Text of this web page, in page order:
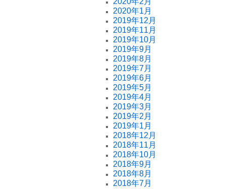
2020年1月
2019年12月
2019年11月
2019年10月
2019年9月
2019年8月
2019年7月
2019年6月
2019年5月
2019年4月
2019年3月
2019年2月
2019年1月
2018年12月
2018年11月
2018年10月
2018年9月
2018年8月
2018年7月